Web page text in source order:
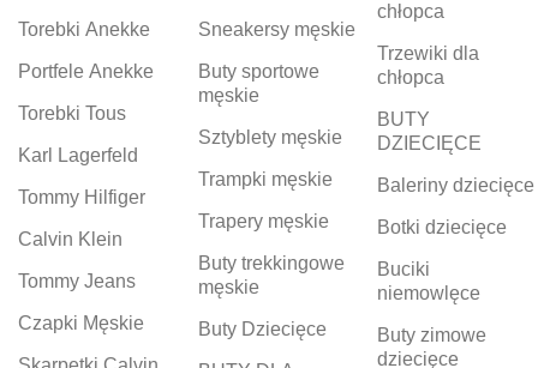
Torebki Anekke
Portfele Anekke
Torebki Tous
Karl Lagerfeld
Tommy Hilfiger
Calvin Klein
Tommy Jeans
Czapki Męskie
Sneakersy męskie
Buty sportowe
męskie
Sztyblety męskie
Trampki męskie
Trapery męskie
Buty trekkingowe
męskie
Buty Dziecięce
chłopca
Trzewiki dla
chłopca
BUTY
DZIECIĘCE
Baleriny dziecięce
Botki dziecięce
Buciki
niemowlęce
Buty zimowe
dziecięce